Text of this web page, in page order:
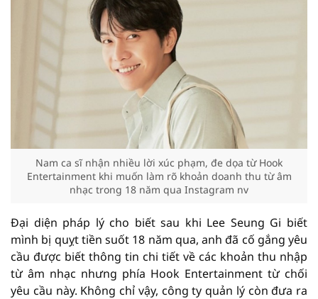
Nam ca sĩ nhận nhiều lời xúc phạm, đe dọa từ Hook
Entertainment khi muốn làm rõ khoản doanh thu từ âm
nhạc trong 18 năm qua Instagram nv
Đại diện pháp lý cho biết sau khi Lee Seung Gi biết
mình bị quỵt tiền suốt 18 năm qua, anh đã cố gắng yêu
cầu được biết thông tin chi tiết về các khoản thu nhập
từ âm nhạc nhưng phía Hook Entertainment từ chối
yêu cầu này. Không chỉ vậy, công ty quản lý còn đưa ra